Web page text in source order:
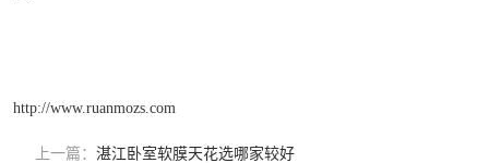
http://www.ruanmozs.com
上一篇： 湛江卧室软膜天花选哪家较好